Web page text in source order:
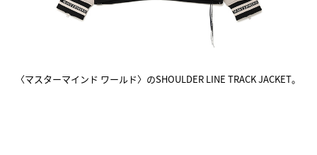
〈マスターマインド ワールド〉のSHOULDER LINE TRACK JACKET。